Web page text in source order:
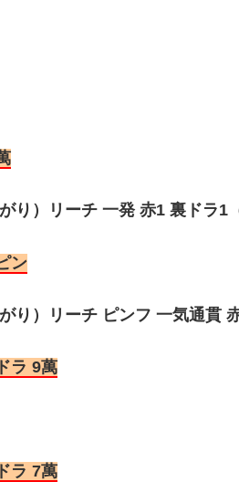
り）リーチ 一発 赤1 裏ドラ1
ン
り）リーチ ピンフ 一気通貫
ラ 9萬
ラ 7萬